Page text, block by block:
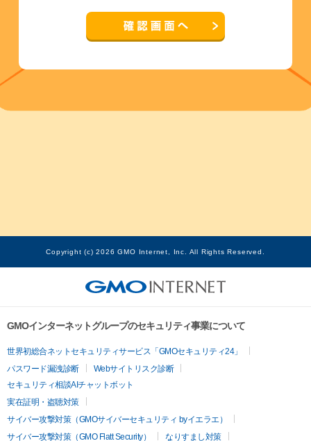
Copyright (c) 2026 GMO Internet, Inc. All Rights Reserved.
GMOインターネットグループのセキュリティ事業について
世界初総合ネットセキュリティサービス「GMOセキュリティ24」
パスワード漏洩診断
Webサイトリスク診断
セキュリティ相談AIチャットボット
実在証明・盗聴対策
サイバー攻撃対策（GMOサイバーセキュリティ byイエラエ）
サイバー攻撃対策（GMO Flatt Security）
なりすまし対策